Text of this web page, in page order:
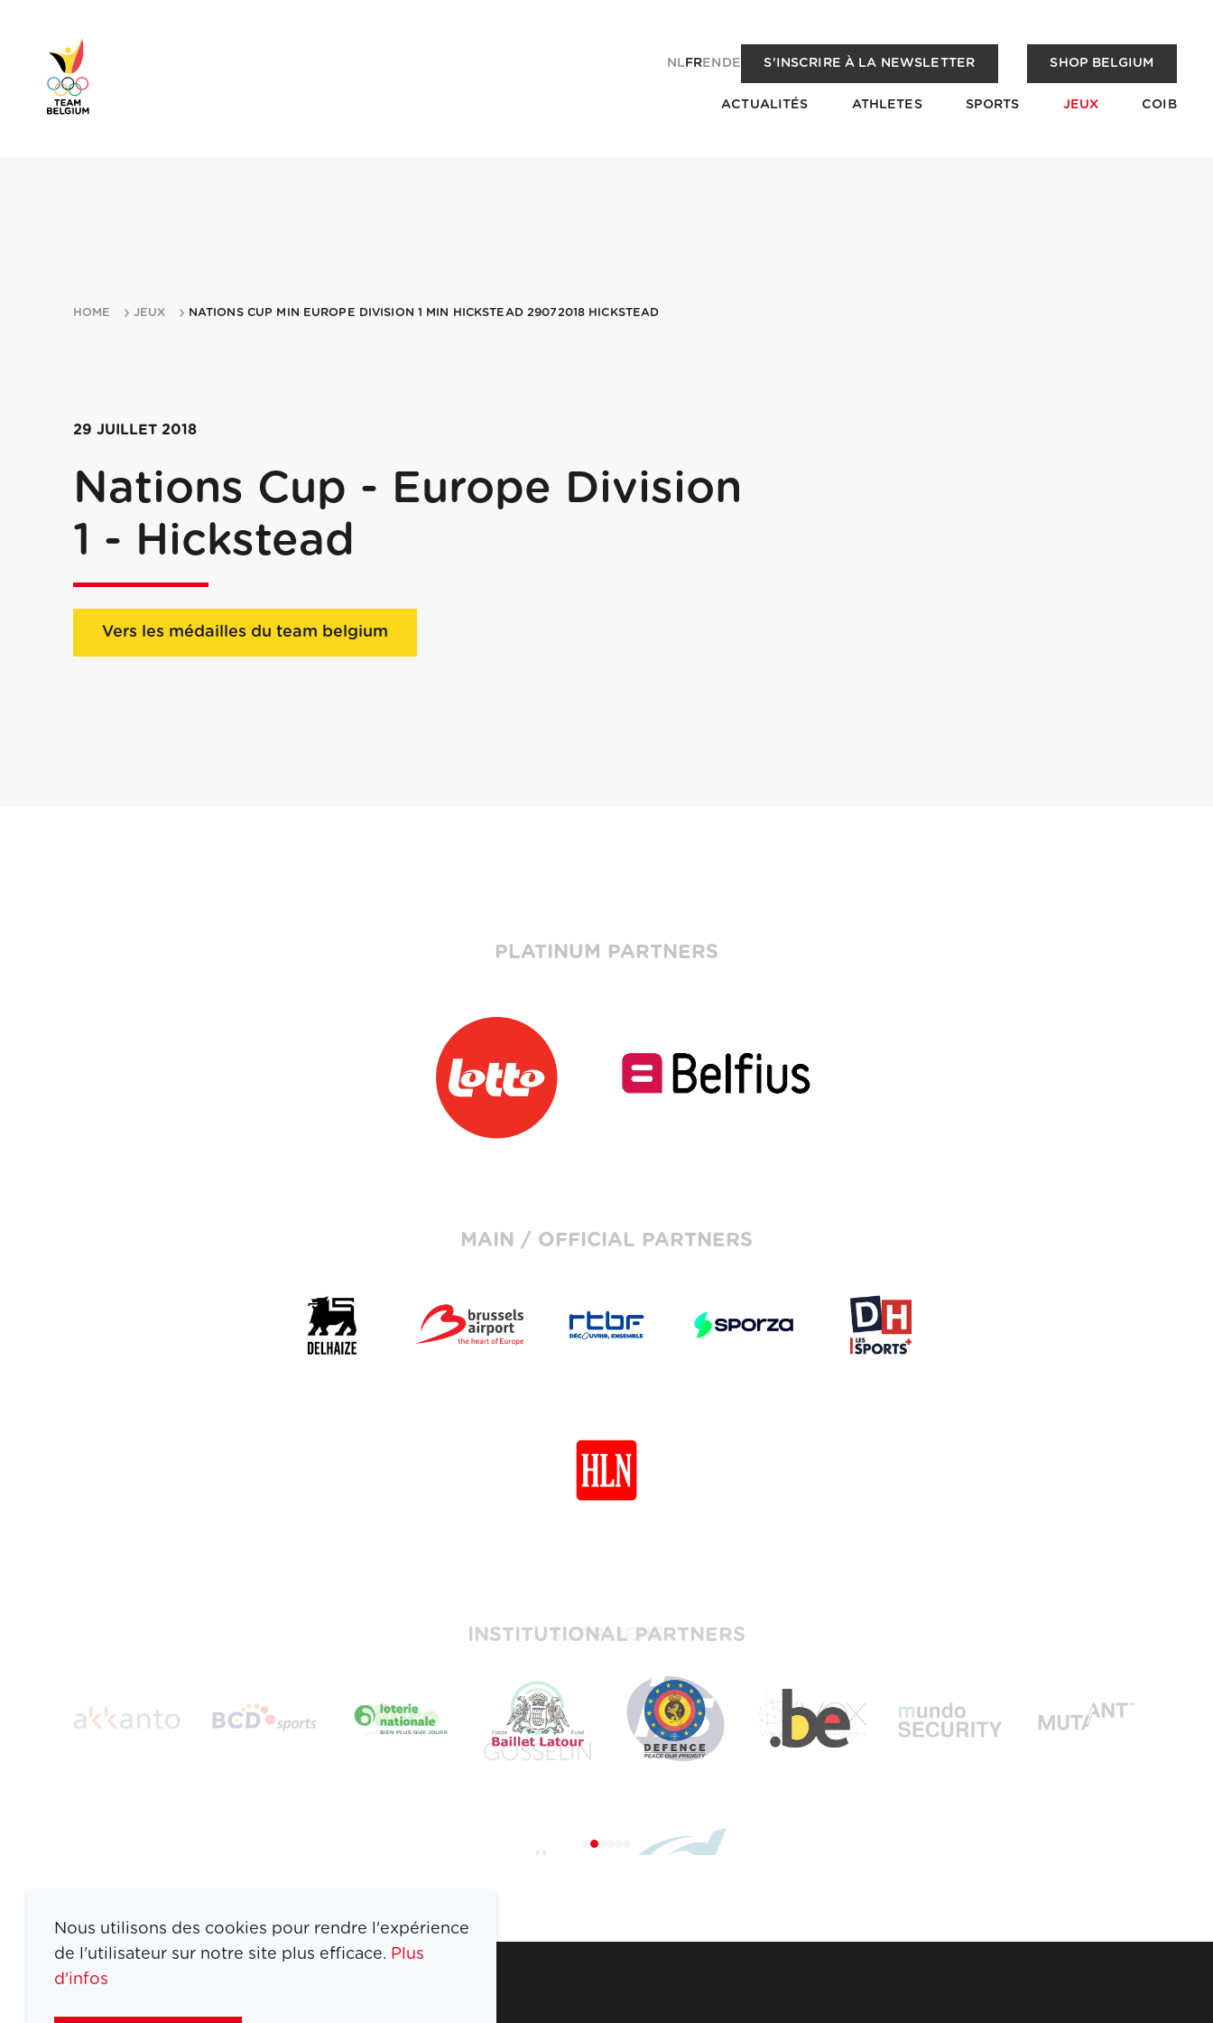
NLFREN DE S'INSCRIRE À LA NEWSLETTER SHOP BELGIUM
ACTUALITÉS ATHLETES SPORTS JEUX COIB
HOME JEUX NATIONS CUP MIN EUROPE DIVISION 1 MIN HICKSTEAD 29072018 HICKSTEAD
29 JUILLET 2018
Nations Cup - Europe Division
1 - Hickstead
Vers les médailles du team belgium
PLATINUM PARTNERS
MAIN / OFFICIAL PARTNERS
INSTITUTIONAL PARTNERS
Nous utilisons des cookies pour rendre l'expérience
de l'utilisateur sur notre site plus efficace. Plus
d'infos